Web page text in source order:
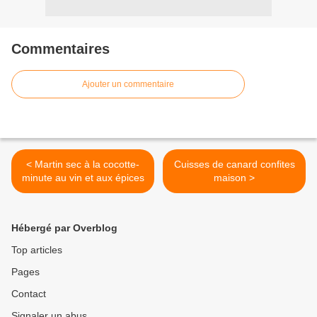
Commentaires
Ajouter un commentaire
< Martin sec à la cocotte-
minute au vin et aux épices
Cuisses de canard confites
maison >
Hébergé par Overblog
Top articles
Pages
Contact